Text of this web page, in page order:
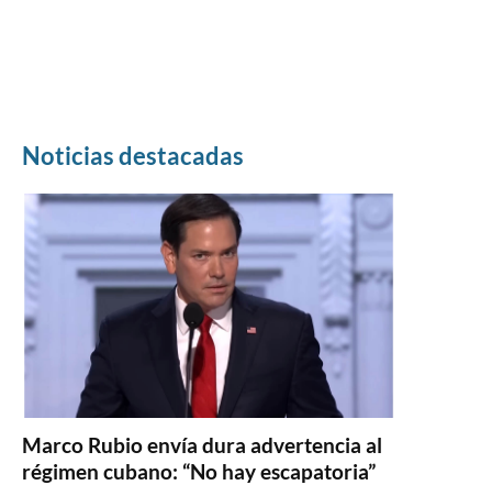
Noticias destacadas
Marco Rubio envía dura advertencia al
régimen cubano: “No hay escapatoria”